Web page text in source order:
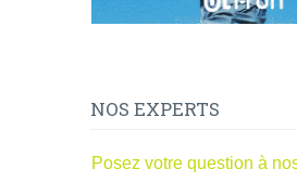
NOS EXPERTS
Posez votre question à